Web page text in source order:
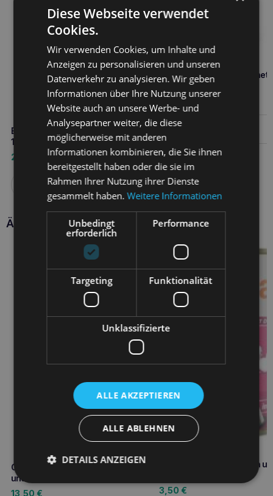
BULT Rinderpansen kabanos
120g
2,70
Weiterlesen
BULT Eco treat
Sprotten für Hunde 60g
€
Ähnliche Produkte
CALIBRA VD Hund Magen-Darm
und Bauchspeicheldrüse 2kg
13,50 €
CALIBRA Dog Kalbfleisch
3,50 €
Diese Webseite verwendet
Cookies.
Wir verwenden Cookies, um Inhalte und
Anzeigen zu personalisieren und unseren
Datenverkehr zu analysieren. Wir geben
Informationen über Ihre Nutzung unserer
Website auch an unsere Werbe- und
Analysepartner weiter, die diese
möglicherweise mit anderen
Informationen kombinieren, die Sie ihnen
bereitgestellt haben oder die sie im
Rahmen Ihrer Nutzung ihrer Dienste
gesammelt haben.Weitere Informationen
Unbedingt
erforderlich
Performance
Targeting Funktionalität
Unklassifizierte
ALLE AKZEPTIEREN
ALLE ABLEHNEN
DETAILS ANZEIGEN